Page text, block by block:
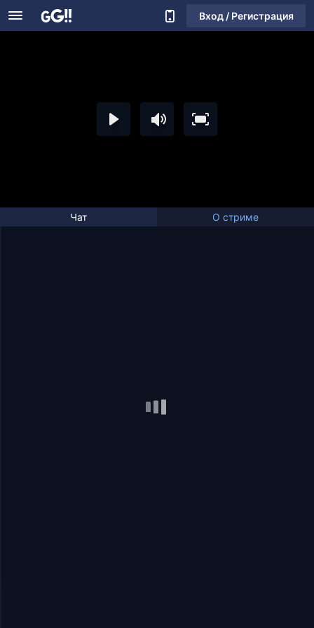
Вход / Регистрация
Чат О стриме